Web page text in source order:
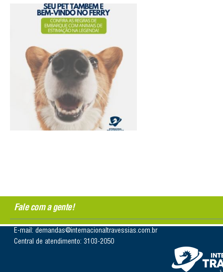
Fale com a gente!
E-mail: demandas@internacionaltravessias.com.br
Central de atendimento: 3103-2050